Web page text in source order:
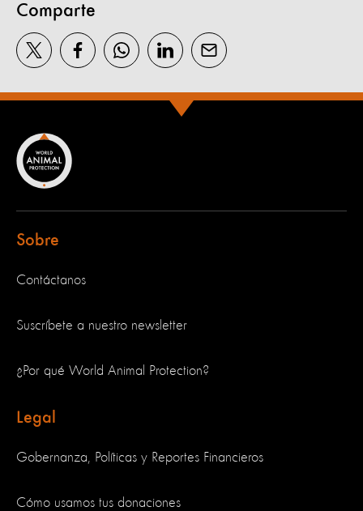
Comparte
Sobre
Contáctanos
Suscríbete a nuestro newsletter
¿Por qué World Animal Protection?
Legal
Gobernanza, Políticas y Reportes Financieros
Cómo usamos tus donaciones